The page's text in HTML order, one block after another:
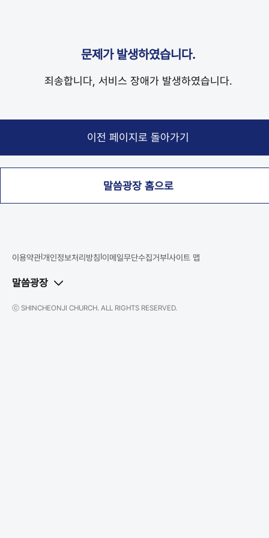
문제가 발생하였습니다.
죄송합니다, 서비스 장애가 발생하였습니다.
말씀광장 홈으로
이용약관개인정보처리방침 이메일무단수집거부사이트 맵
말씀광장
ⓒ SHINCHEONJI CHURCH. ALL RIGHTS RESERVED.